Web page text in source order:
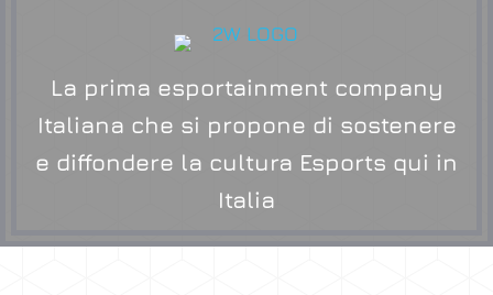
La prima esportainment company
Italiana che si propone di sostenere
e diffondere la cultura Esports qui in
Italia